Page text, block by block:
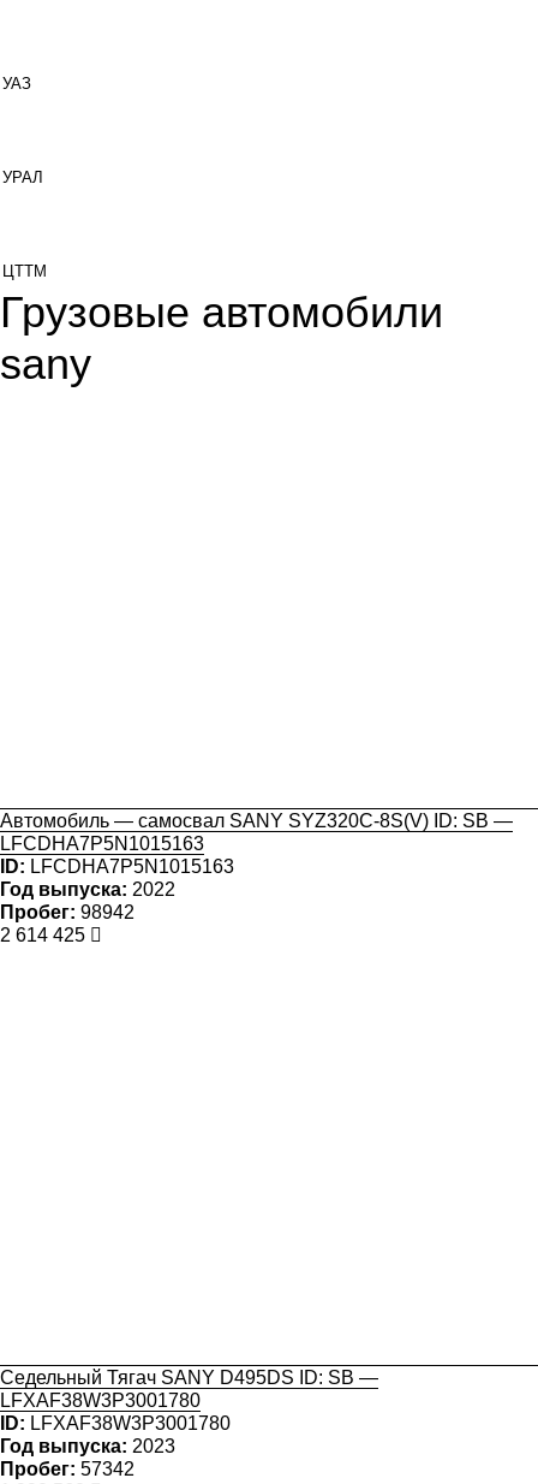
УАЗ
УРАЛ
ЦТТМ
Грузовые автомобили
sany
Автомобиль — самосвал SANY SYZ320C-8S(V) ID: SB —
LFCDHA7P5N1015163
ID: LFCDHA7P5N1015163
Год выпуска: 2022
Пробег: 98942
2 614 425
Седельный Тягач SANY D495DS ID: SB —
LFXAF38W3P3001780
ID: LFXAF38W3P3001780
Год выпуска: 2023
Пробег: 57342